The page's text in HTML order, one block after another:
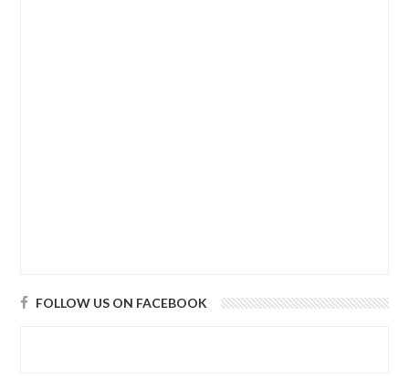
FOLLOW US ON FACEBOOK